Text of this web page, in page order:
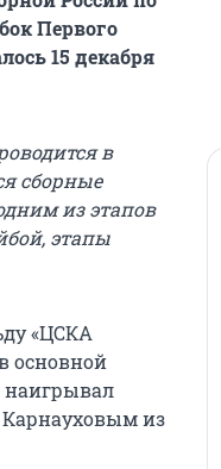
Первого
15 декабря
в
сборные
из этапов
этапы
«ЦСКА
основной
наигрывал
из